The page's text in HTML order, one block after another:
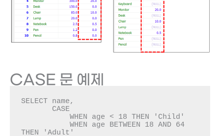
CASE 문 예제
SELECT name,
           WHEN age < 18 THEN 'Child'
           WHEN age BETWEEN 18 AND 64
THEN 'Adult'